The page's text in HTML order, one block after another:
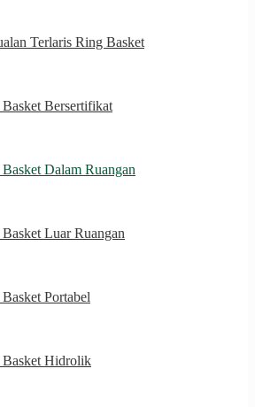
Terlaris Ring Basket
Bersertifikat
Dalam Ruangan
Luar Ruangan
Portabel
Hidrolik